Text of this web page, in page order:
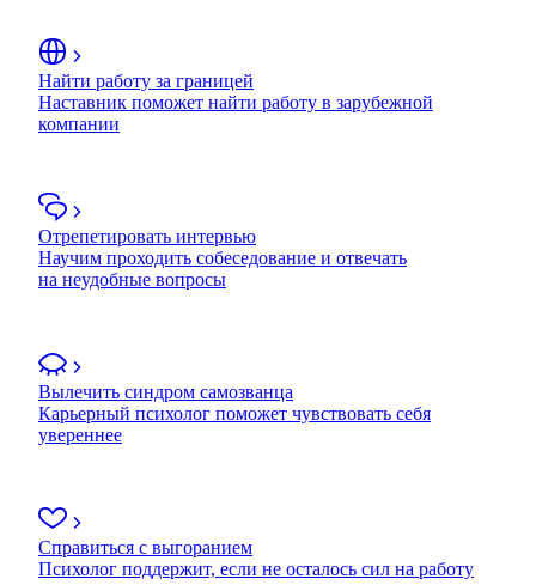
Найти работу за границей
Наставник поможет найти работу в зарубежной
компании
Отрепетировать интервью
Научим проходить собеседование и отвечать
на неудобные вопросы
Вылечить синдром самозванца
Карьерный психолог поможет чувствовать себя
увереннее
Справиться с выгоранием
Психолог поддержит, если не осталось сил на работу